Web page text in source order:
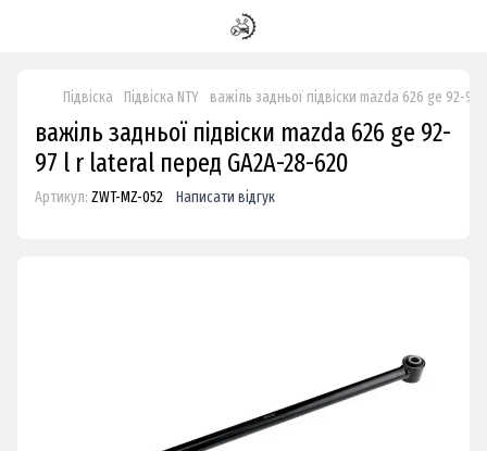
Підвіска Підвіска NTY важіль задньої підвіски mazda 626 ge 92-
важіль задньої підвіски mazda 626 ge 92-
97 l r lateral перед GA2A-28-620
Артикул: ZWT-MZ-052 Написати відгук